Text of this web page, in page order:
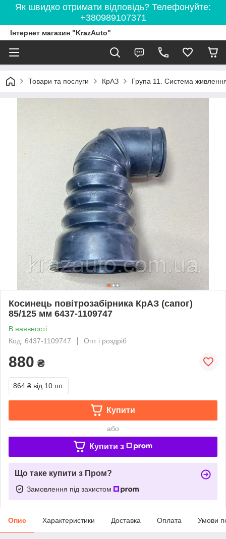
Як швидко отримати відповідь? Телефонуйте:
+380989107371
Інтернет магазин "KrazAuto"
Товари та послуги КрАЗ Група 11. Система
Косинець повітрозабірника КрАЗ (сапог)
85/125 мм 6437-1109747
В наявності
Код: 6437-1109747
Опт і роздріб
880 ₴
864 ₴ від 10 шт.
Купити
або
Купити з
Що таке купити з Пром?
Замовлення під захистом
Опис Характеристики Доставка Оплата Умови